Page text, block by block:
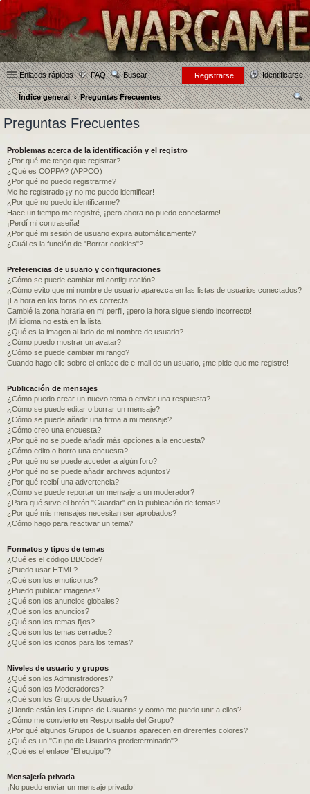
Enlaces rápidos FAQ Buscar Identificarse
Registrarse
Índice general
Preguntas Frecuentes
Preguntas Frecuentes
Problemas acerca de la identificación y el registro
¿Por qué me tengo que registrar?
¿Qué es COPPA? (APPCO)
¿Por qué no puedo registrarme?
Me he registrado ¡y no me puedo identificar!
¿Por qué no puedo identificarme?
Hace un tiempo me registré, ¡pero ahora no puedo conectarme!
¡Perdí mi contraseña!
¿Por qué mi sesión de usuario expira automáticamente?
¿Cuál es la función de "Borrar cookies"?
Preferencias de usuario y configuraciones
¿Cómo se puede cambiar mi configuración?
¿Cómo evito que mi nombre de usuario aparezca en las listas de usuarios conectados?
¡La hora en los foros no es correcta!
Cambié la zona horaria en mi perfil, ¡pero la hora sigue siendo incorrecto!
¡Mi idioma no está en la lista!
¿Qué es la imagen al lado de mi nombre de usuario?
¿Cómo puedo mostrar un avatar?
¿Cómo se puede cambiar mi rango?
Cuando hago clic sobre el enlace de e-mail de un usuario, ¡me pide que me registre!
Publicación de mensajes
¿Cómo puedo crear un nuevo tema o enviar una respuesta?
¿Cómo se puede editar o borrar un mensaje?
¿Cómo se puede añadir una firma a mi mensaje?
¿Cómo creo una encuesta?
¿Por qué no se puede añadir más opciones a la encuesta?
¿Cómo edito o borro una encuesta?
¿Por qué no se puede acceder a algún foro?
¿Por qué no se puede añadir archivos adjuntos?
¿Por qué recibí una advertencia?
¿Cómo se puede reportar un mensaje a un moderador?
¿Para qué sirve el botón "Guardar" en la publicación de temas?
¿Por qué mis mensajes necesitan ser aprobados?
¿Cómo hago para reactivar un tema?
Formatos y tipos de temas
¿Qué es el código BBCode?
¿Puedo usar HTML?
¿Qué son los emoticonos?
¿Puedo publicar imagenes?
¿Qué son los anuncios globales?
¿Qué son los anuncios?
¿Qué son los temas fijos?
¿Qué son los temas cerrados?
¿Qué son los iconos para los temas?
Niveles de usuario y grupos
¿Qué son los Administradores?
¿Qué son los Moderadores?
¿Qué son los Grupos de Usuarios?
¿Donde están los Grupos de Usuarios y como me puedo unir a ellos?
¿Cómo me convierto en Responsable del Grupo?
¿Por qué algunos Grupos de Usuarios aparecen en diferentes colores?
¿Qué es un "Grupo de Usuarios predeterminado"?
¿Qué es el enlace "El equipo"?
Mensajería privada
¡No puedo enviar un mensaje privado!